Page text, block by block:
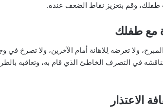
وقم بتعزيز نقاط الضعف عنده.
ولا تعرضه لِلإهانة أمام الآخرين، ولا تصرخ
في التصرف الخاطئ الذي قام به، وتعاقبه